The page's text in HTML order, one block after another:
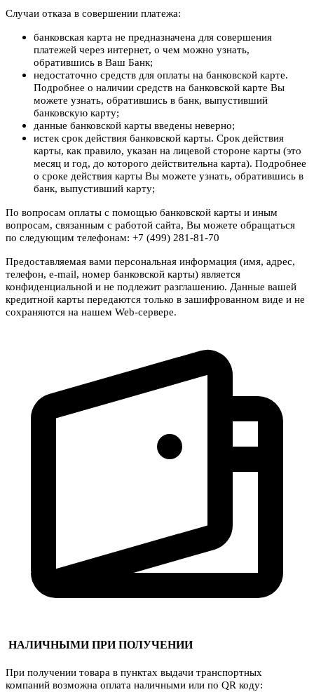
Случаи отказа в совершении платежа:
банковская карта не предназначена для совершения
платежей через интернет, о чем можно узнать,
обратившись в Ваш Банк;
недостаточно средств для оплаты на банковской карте.
Подробнее о наличии средств на банковской карте Вы
можете узнать, обратившись в банк, выпустивший
банковскую карту;
данные банковской карты введены неверно;
истек срок действия банковской карты. Срок действия
карты, как правило, указан на лицевой стороне карты (это
месяц и год, до которого действительна карта). Подробнее
о сроке действия карты Вы можете узнать, обратившись в
банк, выпустивший карту;
По вопросам оплаты с помощью банковской карты и иным
вопросам, связанным с работой сайта, Вы можете обращаться
по следующим телефонам: +7 (499) 281-81-70
Предоставляемая вами персональная информация (имя, адрес,
телефон, e-mail, номер банковской карты) является
конфиденциальной и не подлежит разглашению. Данные вашей
кредитной карты передаются только в зашифрованном виде и не
сохраняются на нашем Web-сервере.
НАЛИЧНЫМИ ПРИ ПОЛУЧЕНИИ
При получении товара в пунктах выдачи транспортных
компаний возможна оплата наличными или по QR коду: